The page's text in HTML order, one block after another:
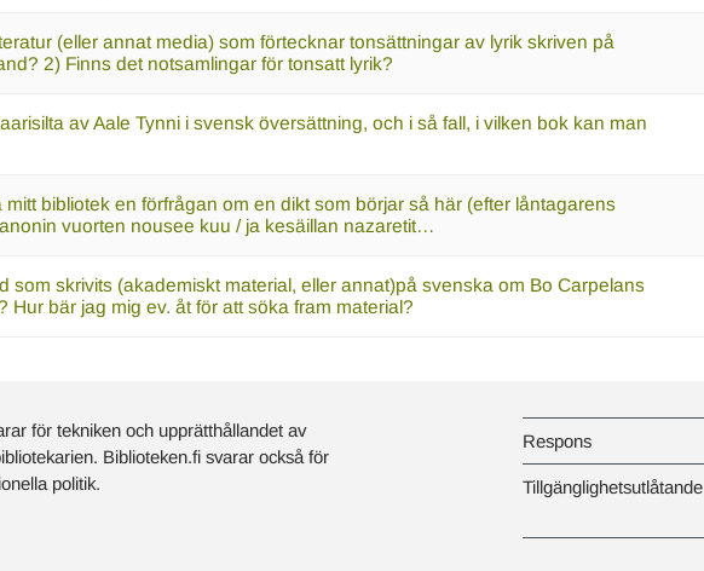
(eller annat media) som förtecknar tonsättningar av lyrik skriven på
2) Finns det notsamlingar för tonsatt lyrik?
av Aale Tynni i svensk översättning, och i så fall, i vilken bok kan man
mitt bibliotek en förfrågan om en dikt som börjar så här (efter låntagarens
vuorten nousee kuu / ja kesäillan nazaretit…
som skrivits (akademiskt material, eller annat)på svenska om Bo Carpelans
Hur bär jag mig ev. åt för att söka fram material?
för tekniken och upprätthållandet av
Biblioteken.fi svarar också för
politik.
Respons
Tillgänglighetsutlåtande